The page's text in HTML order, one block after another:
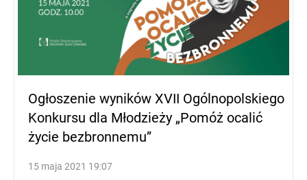
Ogłoszenie wyników XVII Ogólnopolskiego
Konkursu dla Młodzieży „Pomóż ocalić
życie bezbronnemu”
15 maja 2021 19:07